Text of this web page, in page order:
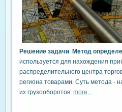
Решение задачи. Метод
используется для нахождения
распределительного центра
региона товарами. Суть метода -
их грузооборотов. more...